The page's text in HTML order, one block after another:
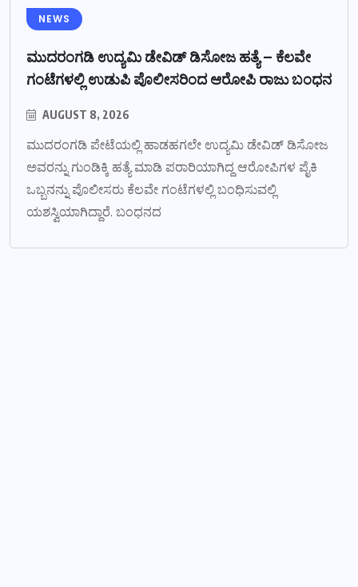
NEWS
ಮುದರಂಗಡಿ ಉದ್ಯಮಿ ಡೇವಿಡ್ ಡಿಸೋಜ ಹತ್ಯೆ – ಕೆಲವೇ
ಗಂಟೆಗಳಲ್ಲಿ ಉಡುಪಿ ಪೊಲೀಸರಿಂದ ಆರೋಪಿ ರಾಜು ಬಂಧನ
AUGUST 8, 2026
ಮುದರಂಗಡಿ ಪೇಟೆಯಲ್ಲಿ ಹಾಡಹಗಲೇ ಉದ್ಯಮಿ ಡೇವಿಡ್ ಡಿಸೋಜ
ಅವರನ್ನು ಗುಂಡಿಕ್ಕಿ ಹತ್ಯೆ ಮಾಡಿ ಪರಾರಿಯಾಗಿದ್ದ ಆರೋಪಿಗಳ ಪೈಕಿ
ಒಬ್ಬನನ್ನು ಪೊಲೀಸರು ಕೆಲವೇ ಗಂಟೆಗಳಲ್ಲಿ ಬಂಧಿಸುವಲ್ಲಿ
ಯಶಸ್ವಿಯಾಗಿದ್ದಾರೆ. ಬಂಧನದ